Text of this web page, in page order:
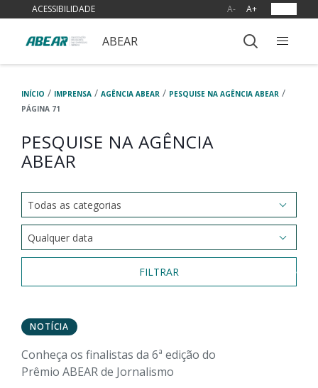
ACESSIBILIDADE A- A+
ABEAR
INÍCIO / IMPRENSA / AGÊNCIA ABEAR / PESQUISE NA AGÊNCIA ABEAR /
PÁGINA 71
PESQUISE NA AGÊNCIA
ABEAR
FILTRAR
NOTÍCIA
Conheça os finalistas da 6ª edição do
Prêmio ABEAR de Jornalismo